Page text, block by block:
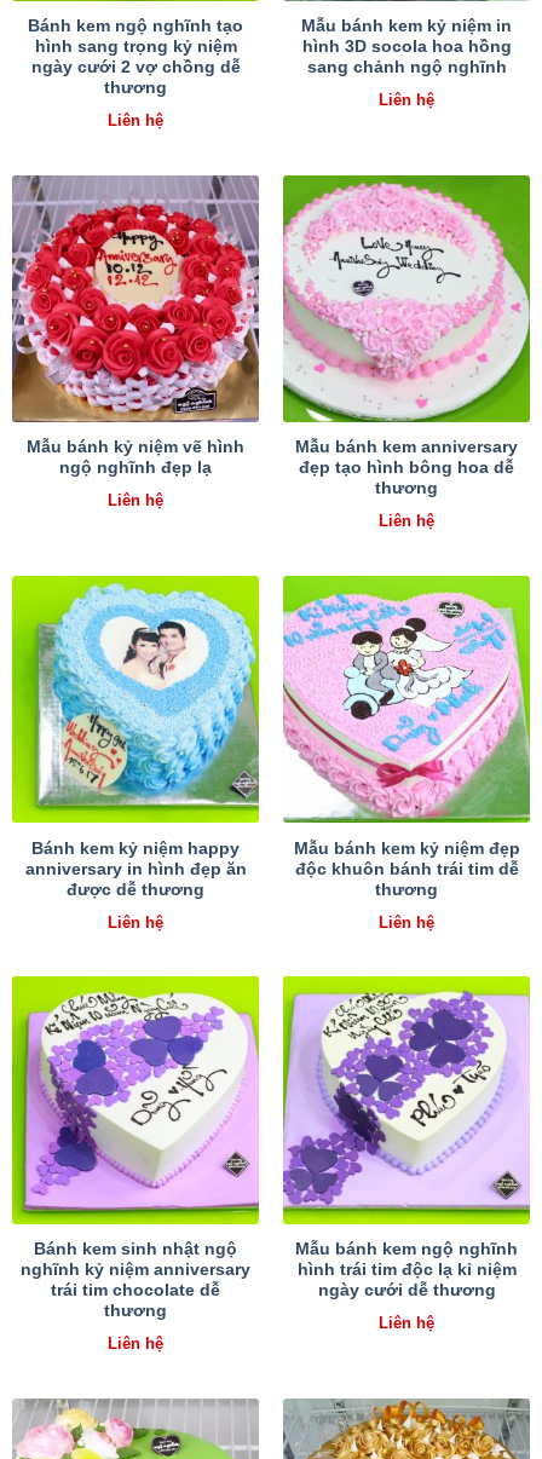
Bánh kem ngộ nghĩnh tạo
hình sang trọng kỷ niệm
ngày cưới 2 vợ chồng dễ
thương
Liên hệ
Mẫu bánh kem kỷ niệm in
hình 3D socola hoa hồng
sang chảnh ngộ nghĩnh
Liên hệ
Mẫu bánh kỷ niệm vẽ hình
ngộ nghĩnh đẹp lạ
Liên hệ
Mẫu bánh kem anniversary
đẹp tạo hình bông hoa dễ
thương
Liên hệ
Bánh kem kỷ niệm happy
anniversary in hình đẹp ăn
được dễ thương
Liên hệ
Mẫu bánh kem kỷ niệm đẹp
độc khuôn bánh trái tim dễ
thương
Liên hệ
Bánh kem sinh nhật ngộ
nghĩnh kỷ niệm anniversary
trái tim chocolate dễ
thương
Liên hệ
Mẫu bánh kem ngộ nghĩnh
hình trái tim độc lạ kỉ niệm
ngày cưới dễ thương
Liên hệ